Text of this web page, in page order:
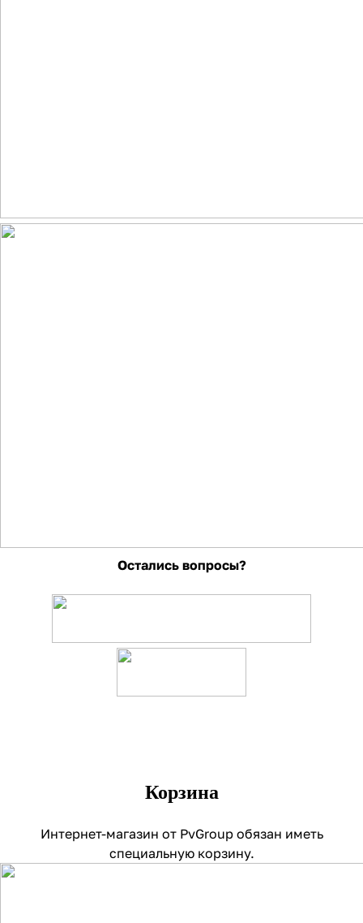
Остались вопросы?
Корзина
Интернет-магазин от PvGroup обязан иметь
специальную корзину.